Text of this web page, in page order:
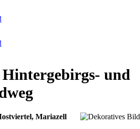
und
Mariazell